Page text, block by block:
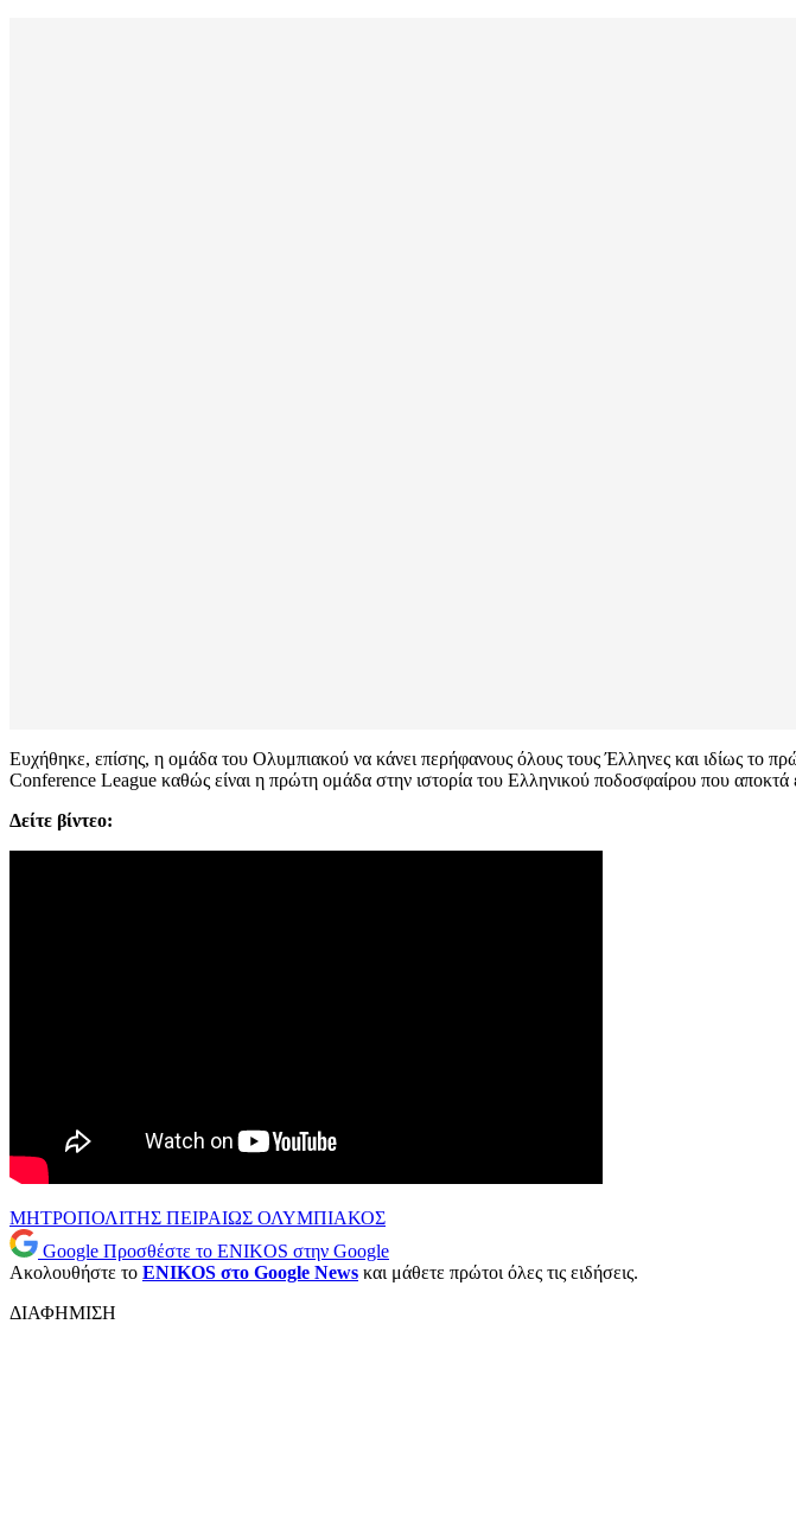
Ευχήθηκε, επίσης, η ομάδα του Ολυμπιακού να κάνει περήφανους όλους τους Έλληνες και ιδίως το
Conference League καθώς είναι η πρώτη ομάδα στην ιστορία του Ελληνικού ποδοσφαίρου που αποκτά
Δείτε βίντεο:
ΜΗΤΡΟΠΟΛΙΤΗΣ ΠΕΙΡΑΙΩΣ ΟΛΥΜΠΙΑΚΟΣ
Google Προσθέστε το ENIKOS στην Google
Ακολουθήστε το ENIKOS στο Google News και μάθετε πρώτοι όλες τις ειδήσεις.
ΔΙΑΦΗΜΙΣΗ